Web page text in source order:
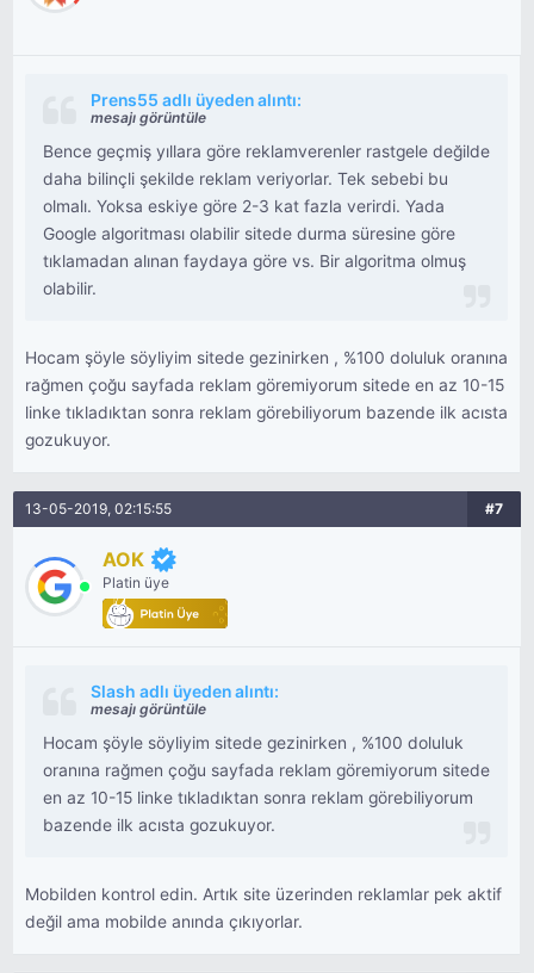
Prens55 adlı üyeden alıntı:
mesajı görüntüle
Bence geçmiş yıllara göre reklamverenler rastgele değilde
daha bilinçli şekilde reklam veriyorlar. Tek sebebi bu
olmalı. Yoksa eskiye göre 2-3 kat fazla verirdi. Yada
Google algoritması olabilir sitede durma süresine göre
tıklamadan alınan faydaya göre vs. Bir algoritma olmuş
olabilir.
Hocam şöyle söyliyim sitede gezinirken , %100 doluluk oranına
rağmen çoğu sayfada reklam göremiyorum sitede en az 10-15
linke tıkladıktan sonra reklam görebiliyorum bazende ilk acısta
gozukuyor.
13-05-2019, 02:15:55 #7
AOK
Platin üye
Slash adlı üyeden alıntı:
mesajı görüntüle
Hocam şöyle söyliyim sitede gezinirken , %100 doluluk
oranına rağmen çoğu sayfada reklam göremiyorum sitede
en az 10-15 linke tıkladıktan sonra reklam görebiliyorum
bazende ilk acısta gozukuyor.
Mobilden kontrol edin. Artık site üzerinden reklamlar pek aktif
değil ama mobilde anında çıkıyorlar.